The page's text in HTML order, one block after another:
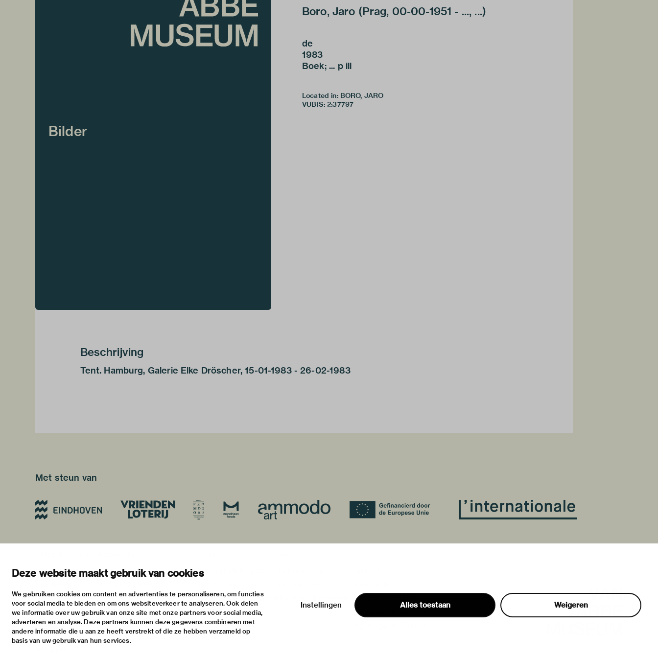
Deze website maakt gebruik van cookies
We gebruiken cookies om content en advertenties te personaliseren, om functies
voor social media te bieden en om ons websiteverkeer te analyseren. Ook delen
we informatie over uw gebruik van onze site met onze partners voor social media,
adverteren en analyse. Deze partners kunnen deze gegevens combineren met
andere informatie die u aan ze heeft verstrekt of die ze hebben verzameld op
basis van uw gebruik van hun services.
Alles toestaan Weigeren
Instellingen
Bilder
Boro, Jaro (Prag, 00-00-1951 - ..., ...)
de
1983
Boek; ... p ill
Located in: BORO, JARO
VUBIS: 2:37797
Beschrijving
Tent. Hamburg, Galerie Elke Dröscher, 15-01-1983 - 26-02-1983
Met steun van
nieuwsbrief
instagram
twitter
linkedin
stratumsedijk 2 eindhoven
info@vanabbemuseum.nl
tentoonstellingen
praktische informatie
privacy & cookies
disclaimer & colofon